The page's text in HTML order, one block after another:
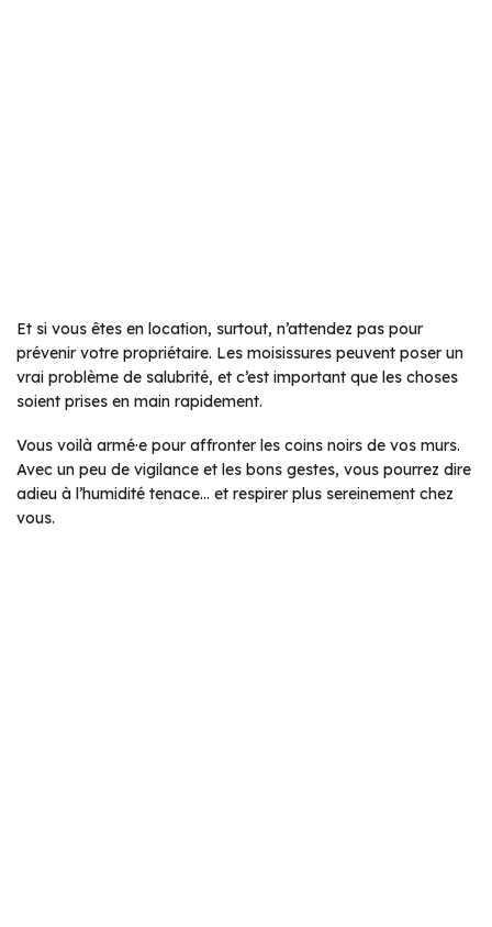
Et si vous êtes en location, surtout, n’attendez pas pour
prévenir votre propriétaire. Les moisissures peuvent poser un
vrai problème de salubrité, et c’est important que les choses
soient prises en main rapidement.
Vous voilà armé·e pour affronter les coins noirs de vos murs.
Avec un peu de vigilance et les bons gestes, vous pourrez dire
adieu à l’humidité tenace… et respirer plus sereinement chez
vous.